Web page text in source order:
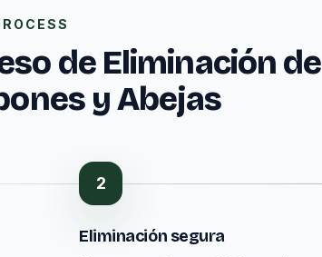
de Eliminación de
y Abejas
2
Eliminación segura